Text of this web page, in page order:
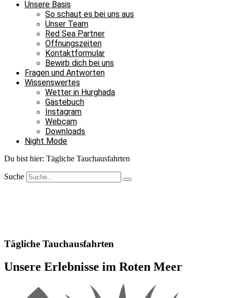
Unsere Basis
So schaut es bei uns aus
Unser Team
Red Sea Partner
Öffnungszeiten
Kontaktformular
Bewirb dich bei uns
Fragen und Antworten
Wissenswertes
Wetter in Hurghada
Gästebuch
Instagram
Webcam
Downloads
Night Mode
Du bist hier: Tägliche Tauchausfahrten
Suche
Tägliche Tauchausfahrten
Unsere Erlebnisse im Roten Meer